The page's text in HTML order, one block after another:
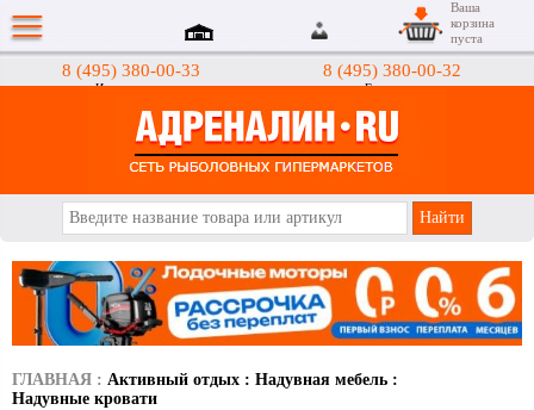
8 (495) 380-00-33
Интернет-магазин
8 (495) 380-00-32
Гипермаркеты
Ваша
корзина
пуста
ГЛАВНАЯ : Активный отдых : Надувная мебель :
Надувные кровати